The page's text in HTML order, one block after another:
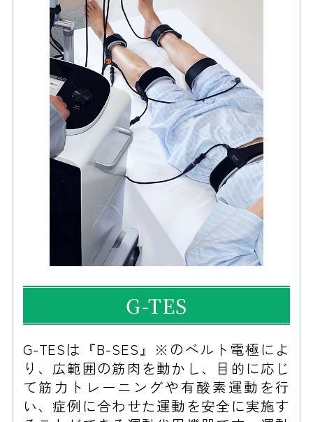
G-TES
G-TESは『B-SES』※のベルト電極によ
り、広範囲の筋肉を動かし、目的に応じ
て筋力トレーニングや有酸素運動を行
い、症例に合わせた運動を安全に実施す